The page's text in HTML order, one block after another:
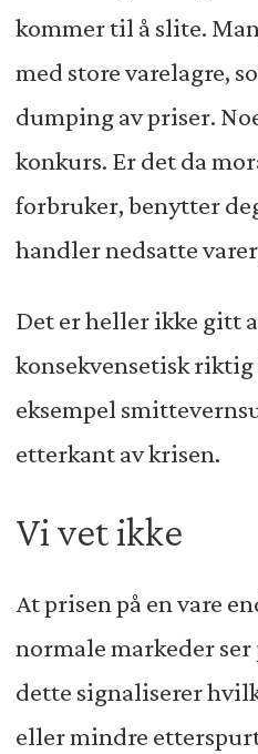
kommer til å slite.
med store varelagre,
dumping av priser.
konkurs. Er det da
forbruker, benytter
handler nedsatte
Det er heller ikke gitt
konsekvensetisk riktig
eksempel
etterkant av krisen.
Vi vet ikke
At prisen på en vare
normale markeder ser
dette signaliserer
eller mindre